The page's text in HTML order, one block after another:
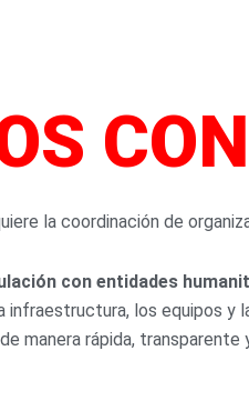
información para
humanitario. ¿Quieres
apoyo? COLVENZ
Información Oficial
la coordinación de
con entidades
infraestructura, los equipos y
manera rápida, transparente